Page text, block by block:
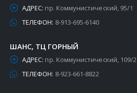
АДРЕС: пр. Коммунистический, 95/1
ТЕЛЕФОН: 8-913-695-6140
ШАНС, ТЦ ГОРНЫЙ
АДРЕС: пр. Коммунистический, 109/2
ТЕЛЕФОН: 8-923-661-8822